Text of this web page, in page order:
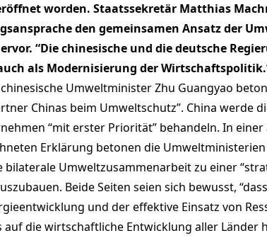
worden. Staatssekretär Matthias
den gemeinsamen Ansatz der
“Die chinesische und die deutsche
als Modernisierung der
Umweltminister Zhu Guangyao
Chinas beim Umweltschutz”. China werde
“mit erster Priorität” behandeln. In einer
Erklärung betonen die
bilaterale Umweltzusammenarbeit zu einer
Beide Seiten seien sich bewusst,
und der effektive Einsatz von
die wirtschaftliche Entwicklung aller Länder